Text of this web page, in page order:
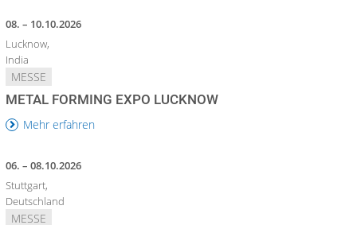
08. – 10.10.2026
Lucknow,
India
MESSE
METAL FORMING EXPO LUCKNOW
Mehr erfahren
06. – 08.10.2026
Stuttgart,
Deutschland
MESSE